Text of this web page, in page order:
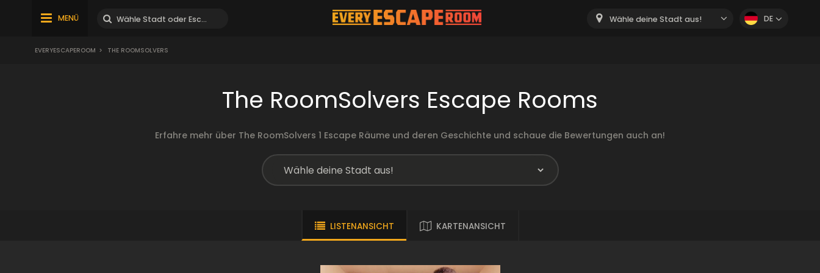
MENÜ Wähle deine Stadt aus! DE
EVERYESCAPEROOM > THE ROOMSOLVERS
The RoomSolvers Escape Rooms
Erfahre mehr über The RoomSolvers 1 Escape Räume und deren Geschichte und schaue die Bewertungen auch an!
LISTENANSICHT KARTENANSICHT